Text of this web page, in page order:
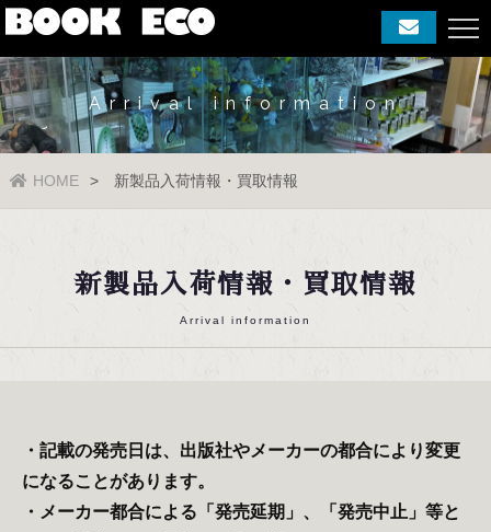
Arrival information
HOME 新製品入荷情報・買取情報
新製品入荷情報・買取情報
Arrival information
・記載の発売日は、出版社やメーカーの都合により変更
になることがあります。
・メーカー都合による「発売延期」、「発売中止」等と